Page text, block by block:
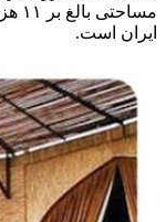
ایران است.